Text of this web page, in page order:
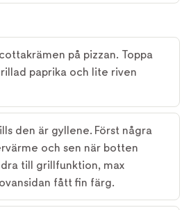
på pizzan. Toppa
paprika och lite riven
den är gyllene. Först några
och sen när botten
till grillfunktion, max
fått fin färg.